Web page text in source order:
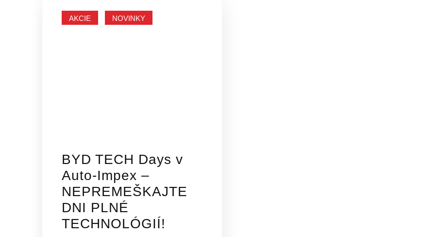
AKCIE NOVINKY
BYD TECH Days v
Auto-Impex –
NEPREMEŠKAJTE
DNI PLNÉ
TECHNOLÓGIÍ!